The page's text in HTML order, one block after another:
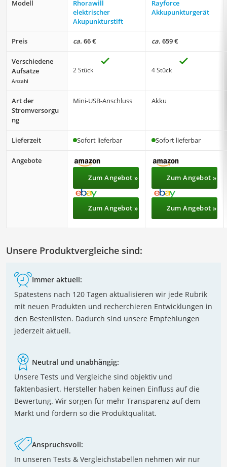
Modell
Rhorawill
elektrischer
Akupunkturstift
Rayforce
Akkupunkturgerät
Preis ca. 66 € ca. 659 €
Verschiedene
Aufsätze
Anzahl
2 Stück 4 Stück
Art der
Stromversorgu
ng
Mini-USB-Anschluss Akku
Lieferzeit Sofort lieferbar Sofort lieferbar
Angebote
Zum Angebot »
Zum Angebot »
Zum Angebot »
Zum Angebot »
Unsere Produktvergleiche sind:
Immer aktuell:
Spätestens nach 120 Tagen aktualisieren wir jede Rubrik
mit neuen Produkten und recherchieren Entwicklungen in
den Bestenlisten. Dadurch sind unsere Empfehlungen
jederzeit aktuell.
Neutral und unabhängig:
Unsere Tests und Vergleiche sind objektiv und
faktenbasiert. Hersteller haben keinen Einfluss auf die
Bewertung. Wir sorgen für mehr Transparenz auf dem
Markt und fördern so die Produktqualität.
Anspruchsvoll:
In unseren Tests & Vergleichstabellen nehmen wir nur